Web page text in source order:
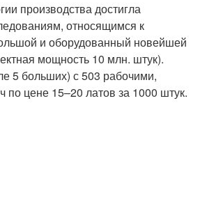
производства достигла
относящимся к
и оборудованный новейшей
мощность 10 млн. штук).
5 больших) с 503 рабочими,
по цене 15–20 латов за 1000 штук.